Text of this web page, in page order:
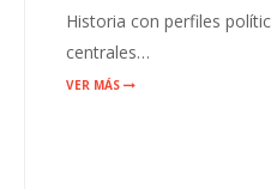
Historia con perfiles
centrales…
VER MÁS